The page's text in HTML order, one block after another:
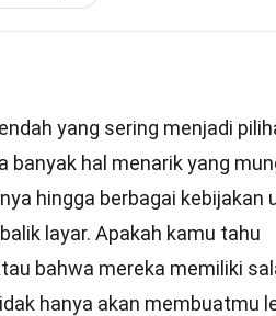
yang sering menjadi
banyak hal menarik yang
hingga berbagai kebijakan
layar. Apakah kamu tahu
bahwa mereka memiliki
hanya akan membuatmu